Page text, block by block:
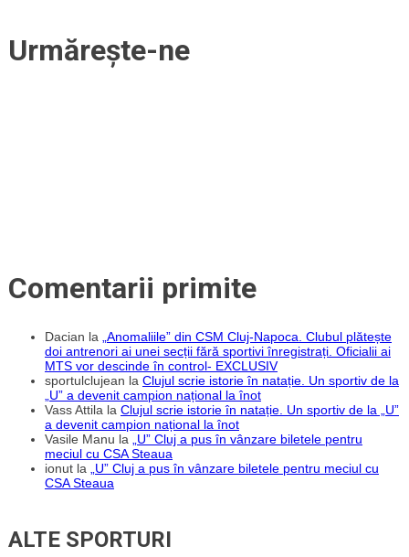
Urmărește-ne
Comentarii primite
Dacian la „Anomaliile” din CSM Cluj-Napoca. Clubul plătește
doi antrenori ai unei secții fără sportivi înregistrați. Oficialii ai
MTS vor descinde în control- EXCLUSIV
sportulclujean la Clujul scrie istorie în natație. Un sportiv de la
„U” a devenit campion național la înot
Vass Attila la Clujul scrie istorie în natație. Un sportiv de la „U”
a devenit campion național la înot
Vasile Manu la „U” Cluj a pus în vânzare biletele pentru
meciul cu CSA Steaua
ionut la „U” Cluj a pus în vânzare biletele pentru meciul cu
CSA Steaua
ALTE SPORTURI